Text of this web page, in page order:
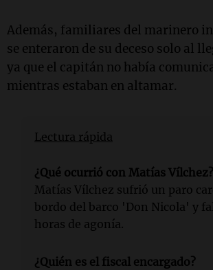
Además, familiares del marinero
se enteraron de su deceso solo al
ya que el capitán no había
mientras estaban en altamar.
Lectura rápida
¿Qué ocurrió con Matías Vílchez?
Matías Vílchez sufrió un paro
bordo del barco 'Don Nicola' y
horas de agonía.
¿Quién es el fiscal encargado?